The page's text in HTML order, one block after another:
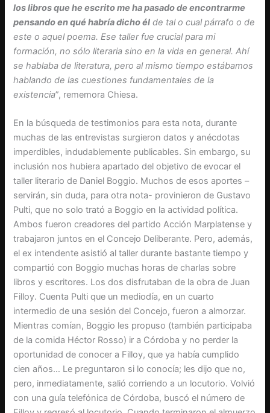
los libros que he escrito me ha pasado de encontrarme
pensando en qué habría dicho él de tal o cual párrafo o de
este o aquel poema. Ese taller fue crucial para mi
formación, no sólo literaria sino en la vida en general. Ahí
se hablaba de literatura, pero al mismo tiempo estábamos
hablando de las cuestiones fundamentales de la
existencia”, rememora Chiesa.
En la búsqueda de testimonios para esta nota, durante
muchas de las entrevistas surgieron datos y anécdotas
imperdibles, indudablemente publicables. Sin embargo, su
inclusión nos hubiera apartado del objetivo de evocar el
taller literario de Daniel Boggio. Muchos de esos aportes –
servirán, sin duda, para otra nota- provinieron de Gustavo
Pulti, que no solo trató a Boggio en la actividad política.
Ambos fueron creadores del partido Acción Marplatense y
trabajaron juntos en el Concejo Deliberante. Pero, además,
el ex intendente asistió al taller durante bastante tiempo y
compartió con Boggio muchas horas de charlas sobre
libros y escritores. Los dos disfrutaban de la obra de Juan
Filloy. Cuenta Pulti que un mediodía, en un cuarto
intermedio de una sesión del Concejo, fueron a almorzar.
Mientras comían, Boggio les propuso (también participaba
de la comida Héctor Rosso) ir a Córdoba y no perder la
oportunidad de conocer a Filloy, que ya había cumplido
cien años… Le preguntaron si lo conocía; les dijo que no,
pero, inmediatamente, salió corriendo a un locutorio. Volvió
con una guía telefónica de Córdoba, buscó el número de